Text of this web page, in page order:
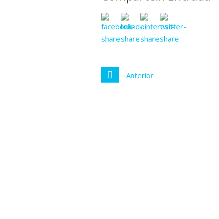
Anterior